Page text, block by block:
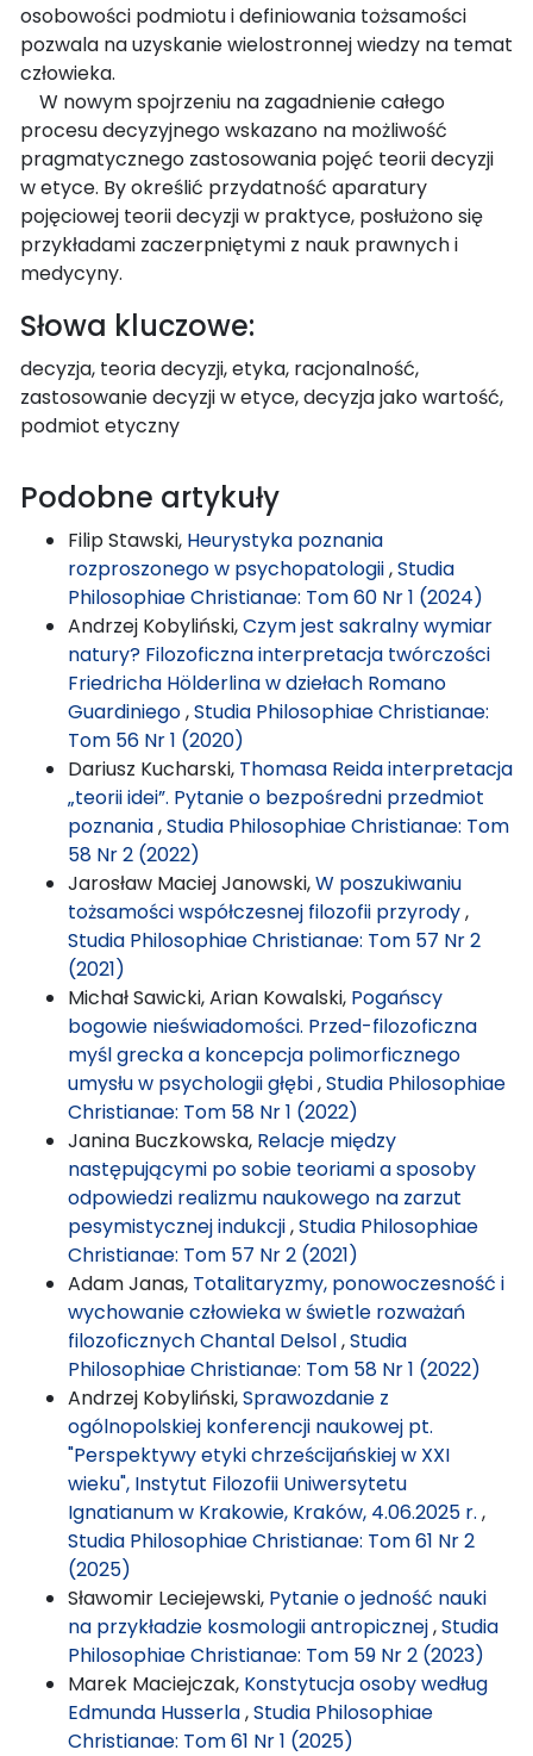
osobowości podmiotu i definiowania tożsamości
pozwala na uzyskanie wielostronnej wiedzy na temat
człowieka.
W nowym spojrzeniu na zagadnienie całego
procesu decyzyjnego wskazano na możliwość
pragmatycznego zastosowania pojęć teorii decyzji
w etyce. By określić przydatność aparatury
pojęciowej teorii decyzji w praktyce, posłużono się
przykładami zaczerpniętymi z nauk prawnych i
medycyny.
Słowa kluczowe:
decyzja, teoria decyzji, etyka, racjonalność,
zastosowanie decyzji w etyce, decyzja jako wartość,
podmiot etyczny
Podobne artykuły
Filip Stawski, Heurystyka poznania
rozproszonego w psychopatologii,Studia
Philosophiae Christianae: Tom 60 Nr 1 (2024)
Andrzej Kobyliński,Czym jest sakralny wymiar
natury? Filozoficzna interpretacja twórczości
Friedricha Hölderlina w dziełach Romano
Guardiniego,Studia Philosophiae Christianae:
Tom 56 Nr 1 (2020)
Dariusz Kucharski, Thomasa Reida interpretacja
„teorii idei”. Pytanie o bezpośredni przedmiot
poznania,Studia Philosophiae Christianae: Tom
58 Nr 2 (2022)
Jarosław Maciej Janowski,W poszukiwaniu
tożsamości współczesnej filozofii przyrody,
Studia Philosophiae Christianae: Tom 57 Nr 2
(2021)
Michał Sawicki, Arian Kowalski, Pogańscy
bogowie nieświadomości. Przed-filozoficzna
myśl grecka a koncepcja polimorficznego
umysłu w psychologii głębi,Studia Philosophiae
Christianae: Tom 58 Nr 1 (2022)
Janina Buczkowska, Relacje między
następującymi po sobie teoriami a sposoby
odpowiedzi realizmu naukowego na zarzut
pesymistycznej indukcji,Studia Philosophiae
Christianae: Tom 57 Nr 2 (2021)
Adam Janas, Totalitaryzmy, ponowoczesność i
wychowanie człowieka w świetle rozważań
filozoficznych Chantal Delsol,Studia
Philosophiae Christianae: Tom 58 Nr 1 (2022)
Andrzej Kobyliński,Sprawozdanie z
ogólnopolskiej konferencji naukowej pt.
"Perspektywy etyki chrześcijańskiej w XXI
wieku", Instytut Filozofii Uniwersytetu
Ignatianum w Krakowie, Kraków, 4.06.2025 r. ,
Studia Philosophiae Christianae: Tom 61 Nr 2
(2025)
Sławomir Leciejewski, Pytanie o jedność nauki
na przykładzie kosmologii antropicznej,Studia
Philosophiae Christianae: Tom 59 Nr 2 (2023)
Marek Maciejczak, Konstytucja osoby według
Edmunda Husserla,Studia Philosophiae
Christianae: Tom 61 Nr 1 (2025)